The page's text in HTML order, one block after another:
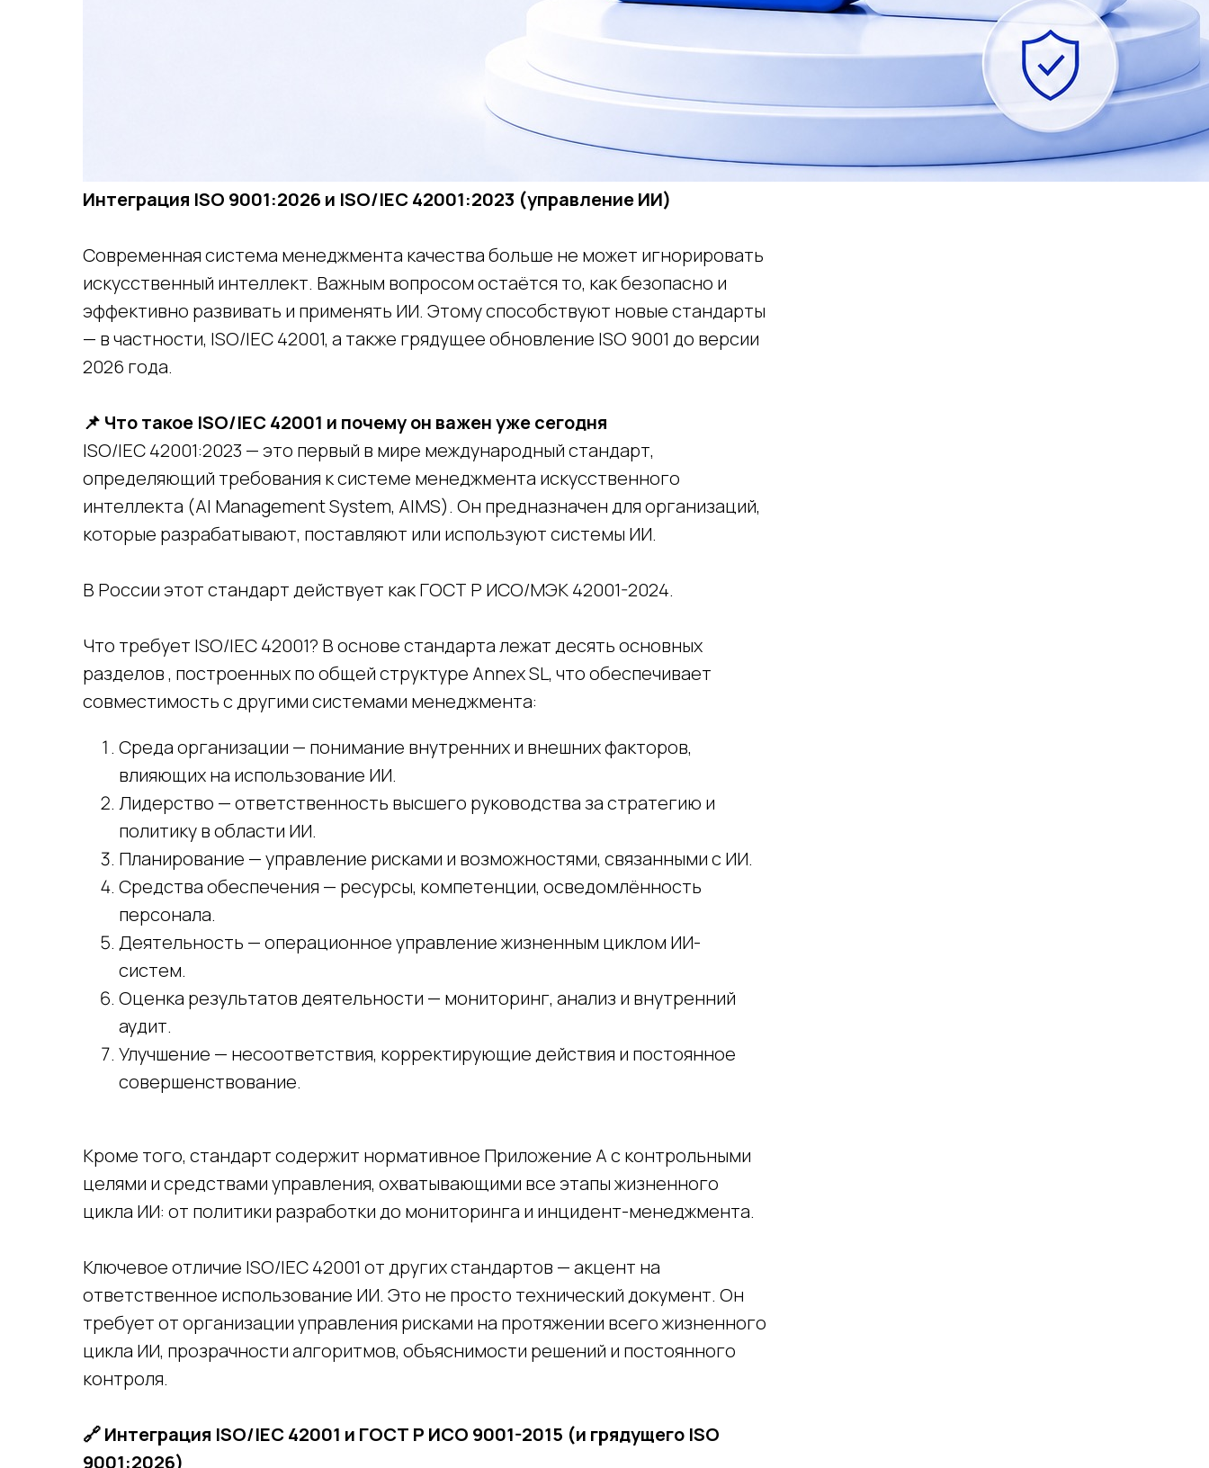
Интеграция ISO 9001:2026 и ISO/IEC 42001:2023 (управление ИИ)
Современная система менеджмента качества больше не может игнорировать
искусственный интеллект. Важным вопросом остаётся то, как безопасно и
эффективно развивать и применять ИИ. Этому способствуют новые стандарты
— в частности, ISO/IEC 42001, а также грядущее обновление ISO 9001 до версии
2026 года.
📌 Что такое ISO/IEC 42001 и почему он важен уже сегодня
ISO/IEC 42001:2023 — это первый в мире международный стандарт,
определяющий требования к системе менеджмента искусственного
интеллекта (AI Management System, AIMS). Он предназначен для организаций,
которые разрабатывают, поставляют или используют системы ИИ.
В России этот стандарт действует как ГОСТ Р ИСО/МЭК 42001-2024.
Что требует ISO/IEC 42001? В основе стандарта лежат десять основных
разделов , построенных по общей структуре Annex SL, что обеспечивает
совместимость с другими системами менеджмента:
Среда организации — понимание внутренних и внешних факторов,
влияющих на использование ИИ.
Лидерство — ответственность высшего руководства за стратегию и
политику в области ИИ.
Планирование — управление рисками и возможностями, связанными с ИИ.
Средства обеспечения — ресурсы, компетенции, осведомлённость
персонала.
Деятельность — операционное управление жизненным циклом ИИ-
систем.
Оценка результатов деятельности — мониторинг, анализ и внутренний
аудит.
Улучшение — несоответствия, корректирующие действия и постоянное
совершенствование.
Кроме того, стандарт содержит нормативное Приложение А с контрольными
целями и средствами управления, охватывающими все этапы жизненного
цикла ИИ: от политики разработки до мониторинга и инцидент-менеджмента.
Ключевое отличие ISO/IEC 42001 от других стандартов — акцент на
ответственное использование ИИ. Это не просто технический документ. Он
требует от организации управления рисками на протяжении всего жизненного
цикла ИИ, прозрачности алгоритмов, объяснимости решений и постоянного
контроля.
🔗 Интеграция ISO/IEC 42001 и ГОСТ Р ИСО 9001-2015 (и грядущего ISO
9001:2026)